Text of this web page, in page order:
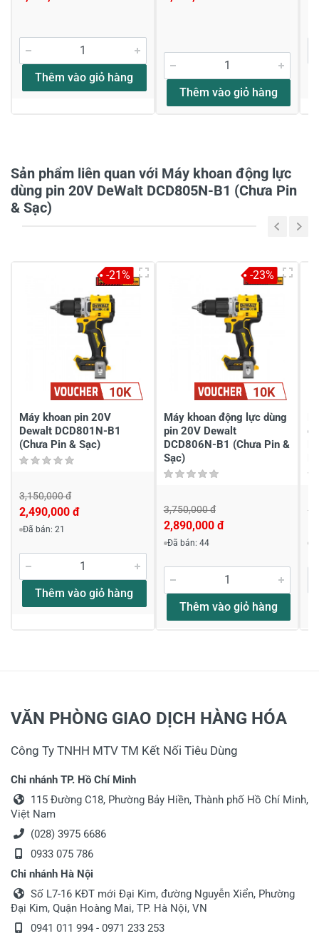
thoại nhân viên KNTD gọi tư vấn mình anh
22/07/2022
Đánh giá sao
Tiêu đề của nhận xét
Viết nhận xét của bạn vào bên dưới
Gửi nhận xét
Thêm vào giỏ hàng
Thêm vào giỏ hàng
Sản phẩm liên quan với Máy khoan động lực
dùng pin 20V DeWalt DCD805N-B1 (Chưa Pin
& Sạc)
10K
Máy khoan pin 20V
Dewalt DCD801N-B1
(Chưa Pin & Sạc)
3,150,000 đ
2,490,000 đ
Đã bán: 21
Thêm vào giỏ hàng
-21%
10K
Máy khoan động lực dùng
pin 20V Dewalt
DCD806N-B1 (Chưa Pin &
Sạc)
3,750,000 đ
2,890,000 đ
Đã bán: 44
Thêm vào giỏ hàng
-23%
VĂN PHÒNG GIAO DỊCH HÀNG HÓA
Công Ty TNHH MTV TM Kết Nối Tiêu Dùng
Chi nhánh TP. Hồ Chí Minh
115 Đường C18, Phường Bảy Hiền, Thành phố Hồ Chí Minh,
Việt Nam
(028) 3975 6686
0933 075 786
Chi nhánh Hà Nội
Số L7-16 KĐT mới Đại Kim, đường Nguyễn Xiển, Phường
Đại Kim, Quận Hoàng Mai, TP. Hà Nội, VN
0941 011 994 - 0971 233 253